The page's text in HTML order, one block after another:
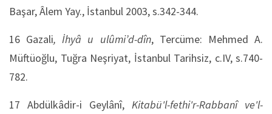
Başar, Âlem Yay., İstanbul 2003, s.342-344.
16 Gazali, İhyâ u ulûmi’d-dîn, Tercüme: Mehmed A.
Müftüoğlu, Tuğra Neşriyat, İstanbul Tarihsiz, c.IV, s.740-
782.
17 Abdülkâdir-i Geylânî, Kitabü'l-fethi'r-Rabbanî ve'l-